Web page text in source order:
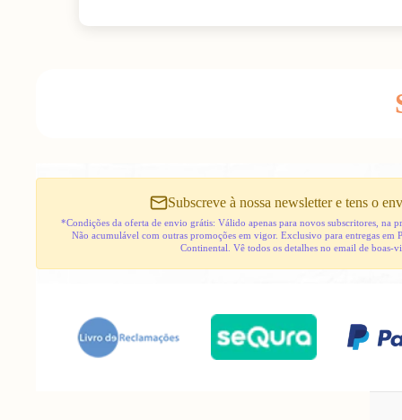
Subscreve à nossa newsletter e tens o
*Condições da oferta de envio grátis: Válido apenas para novos subscritores, na
Não acumulável com outras promoções em vigor. Exclusivo para entregas em
Continental. Vê todos os detalhes no email de boas-